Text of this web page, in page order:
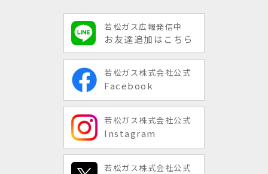
若松ガス広報発信中
お友達追加はこちら
若松ガス株式会社公式
Facebook
若松ガス株式会社公式
Instagram
若松ガス株式会社公式